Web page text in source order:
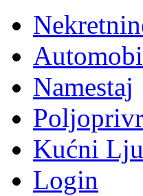
Namestaj
Kućni
Login